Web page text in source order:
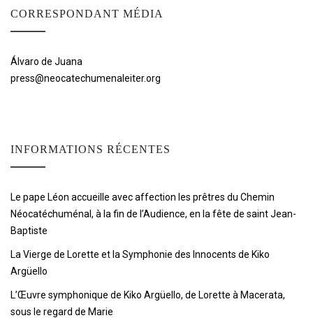
CORRESPONDANT MÉDIA
Álvaro de Juana
press@neocatechumenaleiter.org
INFORMATIONS RÉCENTES
Le pape Léon accueille avec affection les prêtres du Chemin
Néocatéchuménal, à la fin de l’Audience, en la fête de saint Jean-
Baptiste
La Vierge de Lorette et la Symphonie des Innocents de Kiko
Argüello
L’Œuvre symphonique de Kiko Argüello, de Lorette à Macerata,
sous le regard de Marie